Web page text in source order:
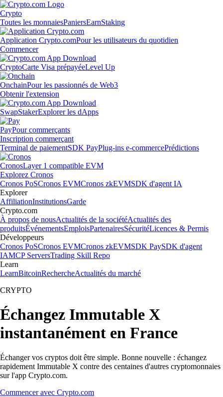
Crypto
Toutes les monnaiesPaniersEarnStaking
Application Crypto.comPour les utilisateurs du quotidien
Commencer
CryptoCarte Visa prépayéeLevel Up
OnchainPour les passionnés de Web3
Obtenir l'extension
SwapStakerExplorer les dApps
PayPour commerçants
Inscription commerçant
Terminal de paiementSDK PayPlug-ins e-commercePrédictions
CronosLayer 1 compatible EVM
Explorez Cronos
Cronos PoSCronos EVMCronos zkEVMSDK d'agent IA
Explorer
AffiliationInstitutionsGarde
Crypto.com
À propos de nousActualités de la sociétéActualités des
produitsÉvénementsEmploisPartenairesSécuritéLicences & Permis
Développeurs
Cronos PoSCronos EVMCronos zkEVMSDK PaySDK d'agent
IAMCP ServersTrading Skill Repo
Learn
LearnBitcoinRechercheActualités du marché
CRYPTO
Échangez Immutable X
instantanément en France
Échanger vos cryptos doit être simple. Bonne nouvelle : échangez
rapidement Immutable X contre des centaines d'autres cryptomonnaies
sur l'app Crypto.com.
Commencer avec Crypto.com